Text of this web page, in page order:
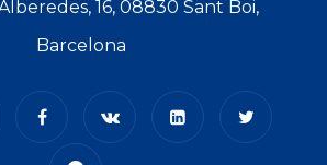
16, 08830 Sant Boi,
Barcelona